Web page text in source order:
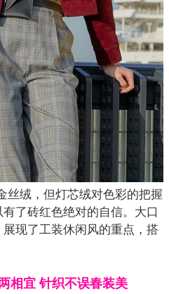
绒，但灯芯绒对色彩的把握
了砖红色绝对的自信。大口
现了工装休闲风的重点，搭
相宜 针织不误春装美